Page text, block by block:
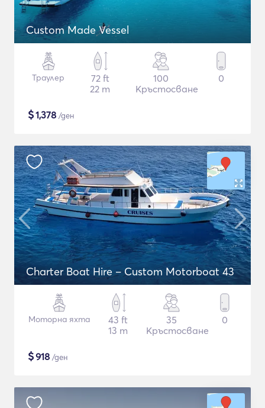
Custom Made Vessel
Траулер
72 ft
22 m
100
Кръстосване
0
$1,378 /ден
Charter Boat Hire – Custom Motorboat 43
Моторна яхта
43 ft
13 m
35
Кръстосване
0
$918 /ден